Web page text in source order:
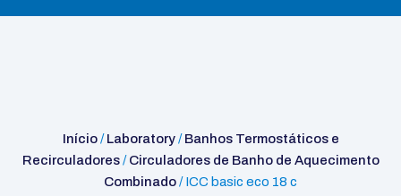
Início/Laboratory/Banhos Termostáticos e
Recirculadores/Circuladores de Banho de Aquecimento
Combinado/ ICC basic eco 18 c